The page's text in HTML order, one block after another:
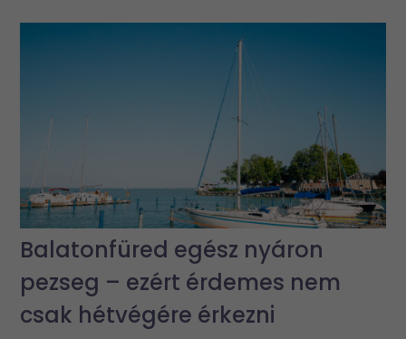
Balatonfüred egész nyáron
pezseg – ezért érdemes nem
csak hétvégére érkezni